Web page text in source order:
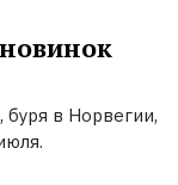
в Норвегии,